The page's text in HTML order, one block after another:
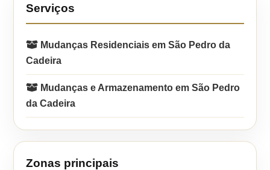
Serviços
Mudanças Residenciais em São Pedro da
Cadeira
Mudanças e Armazenamento em São Pedro
da Cadeira
Zonas principais